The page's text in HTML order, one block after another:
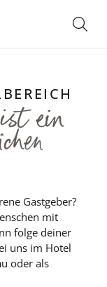
ist ein
Gastgeber?
mit
folge deiner
uns im Hotel
oder als